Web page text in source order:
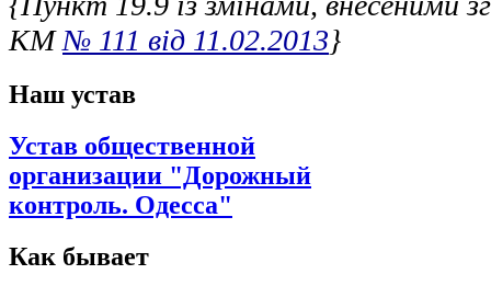
КМ№ 111 від 11.02.2013}
Наш устав
Устав общественной
организации "Дорожный
контроль. Одесса"
Как бывает